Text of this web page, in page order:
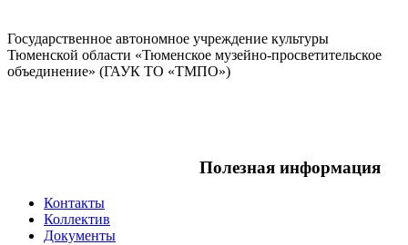
Государственное автономное учреждение культуры
Тюменской области «Тюменское музейно-просветительское
объединение» (ГАУК ТО «ТМПО»)
Полезная информация
Контакты
Коллектив
Документы